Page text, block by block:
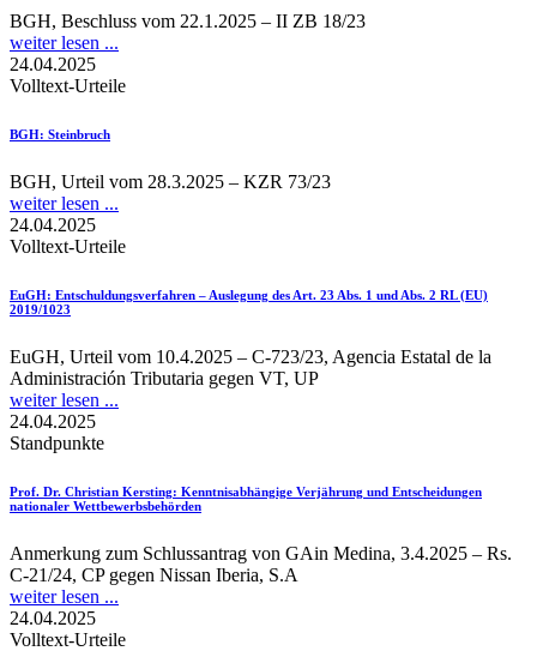
BGH, Beschluss vom 22.1.2025 – II ZB 18/23
weiter lesen ...
24.04.2025
Volltext-Urteile
BGH: Steinbruch
BGH, Urteil vom 28.3.2025 – KZR 73/23
weiter lesen ...
24.04.2025
Volltext-Urteile
EuGH: Entschuldungsverfahren – Auslegung des Art. 23 Abs. 1 und Abs. 2 RL (EU)
2019/1023
EuGH, Urteil vom 10.4.2025 – C-723/23, Agencia Estatal de la
Administración Tributaria gegen VT, UP
weiter lesen ...
24.04.2025
Standpunkte
Prof. Dr. Christian Kersting: Kenntnisabhängige Verjährung und Entscheidungen
nationaler Wettbewerbsbehörden
Anmerkung zum Schlussantrag von GAin Medina, 3.4.2025 – Rs.
C-21/24, CP gegen Nissan Iberia, S.A
weiter lesen ...
24.04.2025
Volltext-Urteile